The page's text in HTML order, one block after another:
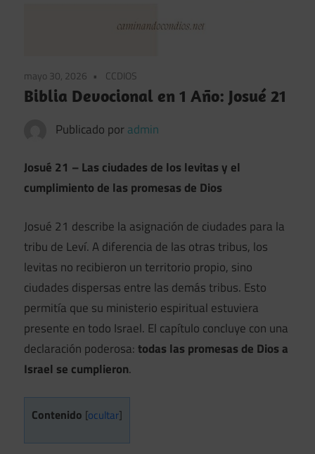
mayo 30, 2026 CCDIOS
Biblia Devocional en 1 Año: Josué 21
Publicado por admin
Josué 21 – Las ciudades de los levitas y el
cumplimiento de las promesas de Dios
Josué 21 describe la asignación de ciudades para la
tribu de Leví. A diferencia de las otras tribus, los
levitas no recibieron un territorio propio, sino
ciudades dispersas entre las demás tribus. Esto
permitía que su ministerio espiritual estuviera
presente en todo Israel. El capítulo concluye con una
declaración poderosa:todas las promesas de Dios a
Israel se cumplieron.
Contenido [ocultar]